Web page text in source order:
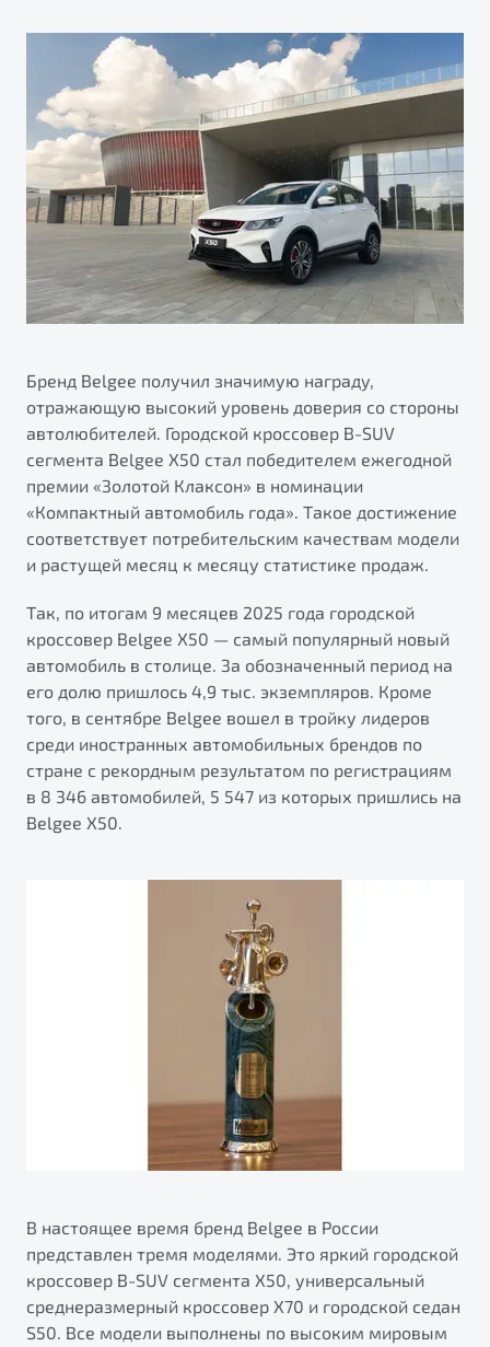
Яркий кроссовер
от 2 219 990 ₽*
Обзор В наличии
Элегантный и практичный седан
от 1 699 990 ₽*
Обзор В наличии
X70
от 2 499 990 ₽*
Автокредит
Страхование
Расчет КАСКО
Узнайте о специальных выгодах при покупке
автомобиля Belgee
Подробно
Автомобили в наличии
Тест-драйв
Автокредит
Спецпредложения
Гарантия Belgee
Belgee Линк
Belgee Клуб
Belgee Плюс
Реферальная программа
Клиентская поддержка
Помощь на дорогах
Будьте еще более уверены на дорогах с программой
"Помощь на дорогах"
Преимущества программы
Запись на сервис
Калькулятор ТО
О дилерском центре
Правовая информация
Бренд Belgee получил значимую награду,
отражающую высокий уровень доверия со стороны
автолюбителей. Городской кроссовер B-SUV
сегмента Belgee Х50 стал победителем ежегодной
премии «Золотой Клаксон» в номинации
«Компактный автомобиль года». Такое достижение
соответствует потребительским качествам модели
и растущей месяц к месяцу статистике продаж.
Так, по итогам 9 месяцев 2025 года городской
кроссовер Belgee X50 — самый популярный новый
автомобиль в столице. За обозначенный период на
его долю пришлось 4,9 тыс. экземпляров. Кроме
того, в сентябре Belgee вошел в тройку лидеров
среди иностранных автомобильных брендов по
стране с рекордным результатом по регистрациям
в 8 346 автомобилей, 5 547 из которых пришлись на
Belgee Х50.
В настоящее время бренд Belgee в России
представлен тремя моделями. Это яркий городской
кроссовер B-SUV сегмента X50, универсальный
среднеразмерный кроссовер X70 и городской седан
S50. Все модели выполнены по высоким мировым